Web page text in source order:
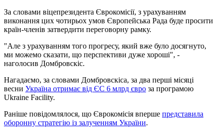
За словами віцепрезидента Єврокомісії, з урахуванням
виконання цих чотирьох умов Європейська Рада буде просити
країн-членів затвердити переговорну рамку.
"Але з урахуванням того прогресу, який вже було досягнуто,
ми можемо сказати, що перспективи дуже хороші", -
наголосив Домбровскіс.
Нагадаємо, за словами Домбровскіса, за два перші місяці
весни Україна отримає від ЄС 6 млрд євро за програмою
Ukraine Facility.
Раніше повідомлялося, що Єврокомісія вперше представила
оборонну стратегію із залученням України.